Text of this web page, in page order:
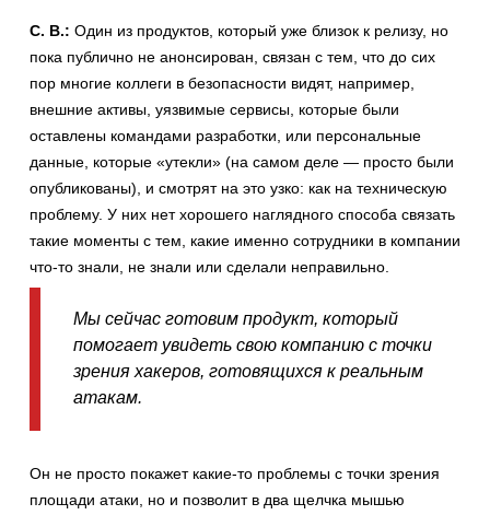
С. В.: Один из продуктов, который уже близок к релизу, но
пока публично не анонсирован, связан с тем, что до сих
пор многие коллеги в безопасности видят, например,
внешние активы, уязвимые сервисы, которые были
оставлены командами разработки, или персональные
данные, которые «утекли» (на самом деле — просто были
опубликованы), и смотрят на это узко: как на техническую
проблему. У них нет хорошего наглядного способа связать
такие моменты с тем, какие именно сотрудники в компании
что-то знали, не знали или сделали неправильно.
Мы сейчас готовим продукт, который
помогает увидеть свою компанию с точки
зрения хакеров, готовящихся к реальным
атакам.
Он не просто покажет какие-то проблемы с точки зрения
площади атаки, но и позволит в два щелчка мышью